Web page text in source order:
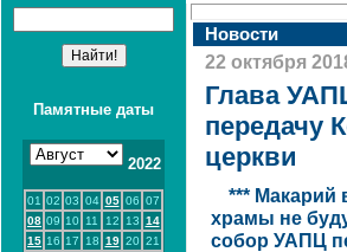
Памятные даты
2022
01 02 03 04 05 06 07
08 09 10 11 12 13 14
15 16 17 18 19 20 21
Новости
22 октября
Глава
передачу
церкви
*** Макарий
храмы не
собор УАПЦ